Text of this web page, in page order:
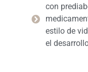
con
estilo de
el